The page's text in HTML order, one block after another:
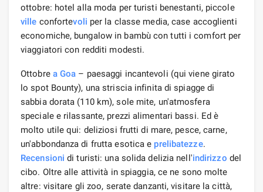
ottobre: ​​hotel alla moda per turisti benestanti, piccole
ville confortevoli per la classe media, case accoglienti
economiche, bungalow in bambù con tutti i comfort per
viaggiatori con redditi modesti.
Ottobre a Goa – paesaggi incantevoli (qui viene girato
lo spot Bounty), una striscia infinita di spiagge di
sabbia dorata (110 km), sole mite, un'atmosfera
speciale e rilassante, prezzi alimentari bassi. Ed è
molto utile qui: deliziosi frutti di mare, pesce, carne,
un'abbondanza di frutta esotica e prelibatezze.
Recensioni di turisti: una solida delizia nell'indirizzo del
cibo. Oltre alle attività in spiaggia, ce ne sono molte
altre: visitare gli zoo, serate danzanti, visitare la città,